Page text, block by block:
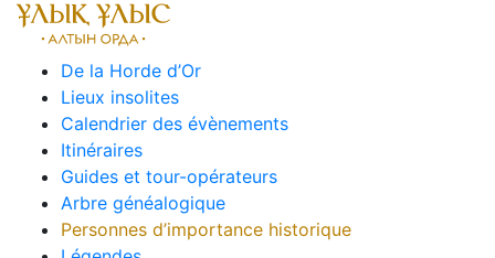
De la Horde d’Or
Lieux insolites
Calendrier des évènements
Itinéraires
Guides et tour-opérateurs
Arbre généalogique
Personnes d’importance historique